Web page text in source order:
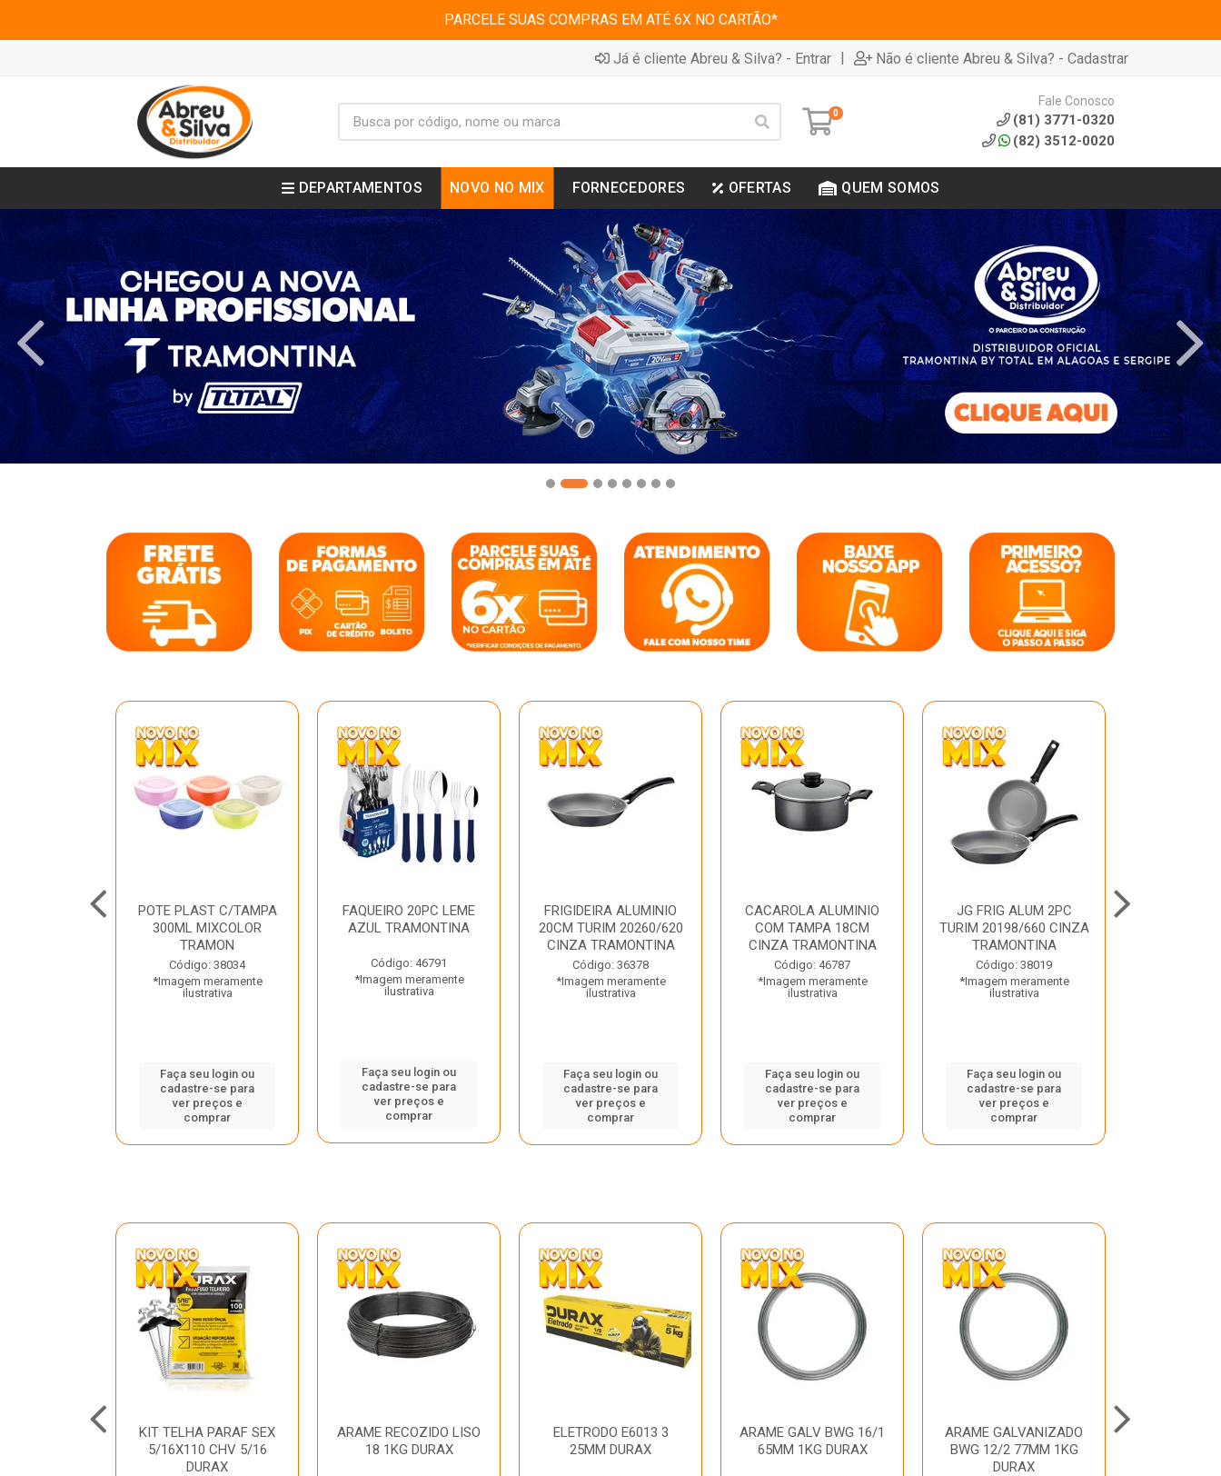
PARCELE SUAS COMPRAS EM ATÉ 6X NO CARTÃO*
Já é cliente Abreu & Silva? - Entrar | Não é cliente Abreu & Silva? - Cadastrar
0
Fale Conosco
(81) 3771-0320
(82) 3512-0020
DEPARTAMENTOS NOVO NO MIX FORNECEDORES OFERTAS QUEM SOMOS
POTE PLAST C/TAMPA
300ML MIXCOLOR
TRAMON
Código: 38034
*Imagem meramente
ilustrativa
Faça seu login ou
cadastre-se para
ver preços e
comprar
FAQUEIRO 20PC LEME
AZUL TRAMONTINA
Código: 46791
*Imagem meramente
ilustrativa
Faça seu login ou
cadastre-se para
ver preços e
comprar
FRIGIDEIRA ALUMINIO
20CM TURIM 20260/620
CINZA TRAMONTINA
Código: 36378
*Imagem meramente
ilustrativa
Faça seu login ou
cadastre-se para
ver preços e
comprar
CACAROLA ALUMINIO
COM TAMPA 18CM
CINZA TRAMONTINA
Código: 46787
*Imagem meramente
ilustrativa
Faça seu login ou
cadastre-se para
ver preços e
comprar
JG FRIG ALUM 2PC
TURIM 20198/660 CINZA
TRAMONTINA
Código: 38019
*Imagem meramente
ilustrativa
Faça seu login ou
cadastre-se para
ver preços e
comprar
KIT TELHA PARAF SEX
5/16X110 CHV 5/16
DURAX
ARAME RECOZIDO LISO
18 1KG DURAX
ELETRODO E6013 3
25MM DURAX
ARAME GALV BWG 16/1
65MM 1KG DURAX
ARAME GALVANIZADO
BWG 12/2 77MM 1KG
DURAX